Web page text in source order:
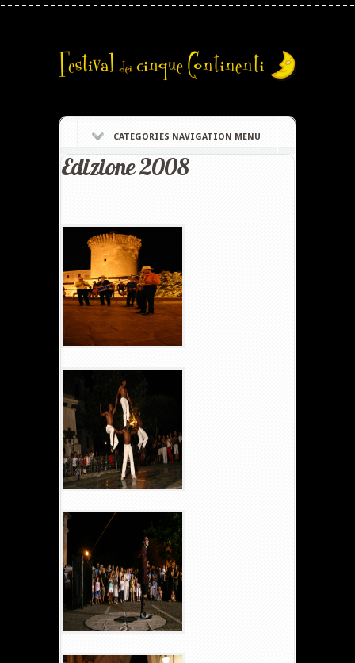
CATEGORIES NAVIGATION MENU
Edizione 2008